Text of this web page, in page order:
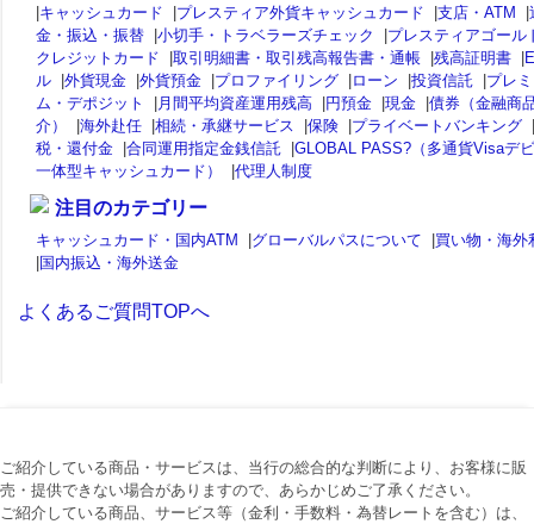
キャッシュカード プレスティア外貨キャッシュカード 支店・ATM
金・振込・振替
小切手・トラベラーズチェック
プレスティアゴール
クレジットカード
取引明細書・取引残高報告書・通帳 残高証明書
ル
外貨現金 外貨預金 プロファイリング ローン 投資信託
プレ
ム・デポジット
月間平均資産運用残高 円預金 現金
債券（金融商
介）
海外赴任 相続・承継サービス 保険 プライベートバンキング
税・還付金
合同運用指定金銭信託
GLOBAL PASS?（多通貨Visaデ
一体型キャッシュカード）
代理人制度
注目のカテゴリー
キャッシュカード・国内ATM グローバルパスについて
買い物・海外
国内振込・海外送金
よくあるご質問TOPへ
ご紹介している商品・サービスは、当行の総合的な判断により、お客様に販
売・提供できない場合がありますので、あらかじめご了承ください。
ご紹介している商品、サービス等（金利・手数料・為替レートを含む）は、